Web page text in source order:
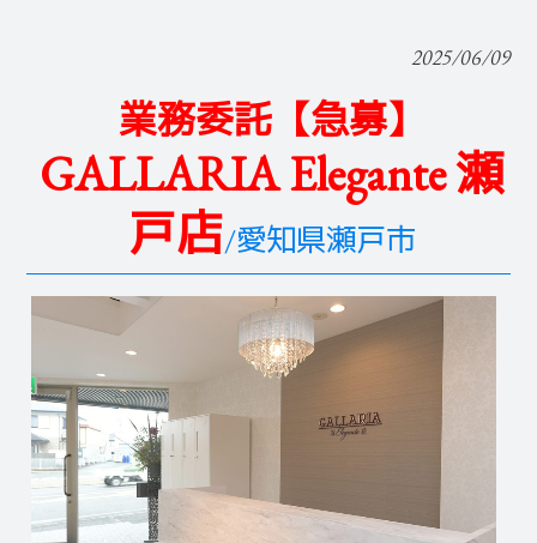
2025/06/09
業務委託【急募】
GALLARIA Elegante 瀬
戸店/愛知県瀬戸市